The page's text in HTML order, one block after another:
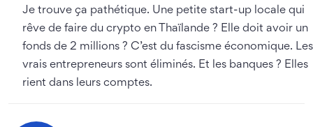
Je trouve ça pathétique. Une petite start-up locale qui
rêve de faire du crypto en Thaïlande ? Elle doit avoir un
fonds de 2 millions ? C’est du fascisme économique. Les
vrais entrepreneurs sont éliminés. Et les banques ? Elles
rient dans leurs comptes.